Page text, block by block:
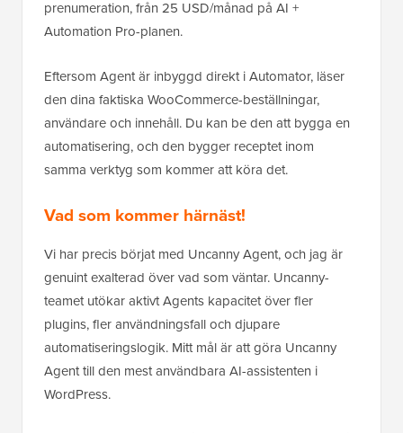
prenumeration, från 25 USD/månad på AI +
Automation Pro-planen.
Eftersom Agent är inbyggd direkt i Automator, läser
den dina faktiska WooCommerce-beställningar,
användare och innehåll. Du kan be den att bygga en
automatisering, och den bygger receptet inom
samma verktyg som kommer att köra det.
Vad som kommer härnäst!
Vi har precis börjat med Uncanny Agent, och jag är
genuint exalterad över vad som väntar. Uncanny-
teamet utökar aktivt Agents kapacitet över fler
plugins, fler användningsfall och djupare
automatiseringslogik. Mitt mål är att göra Uncanny
Agent till den mest användbara AI-assistenten i
WordPress.